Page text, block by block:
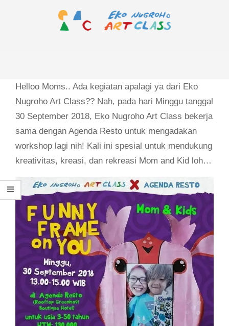
ART
CLASS
Helloo Moms.. Ada kegiatan apalagi ya dari Eko
Nugroho Art Class?? Nah, pada hari Minggu tanggal
30 September 2018, Eko Nugroho Art Class bekerja
sama dengan Agenda Resto untuk mengadakan
workshop lagi nih! Kali ini spesial untuk mendukung
kreativitas, kreasi, dan rekreasi Mom and Kid loh…